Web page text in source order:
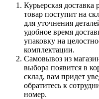
Курьерская доставка
товар поступит на
для уточнения
удобное время
упаковку на
комплектации.
Самовывоз из
выбора появится в
склад, вам придет
обратитесь к
номер.